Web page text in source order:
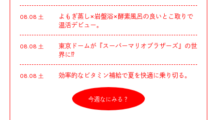
08.08 土
よもぎ蒸し×岩盤浴×酵素風呂の良いとこ取りで
温活デビュー。
08.08 土
東京ドームが『スーパーマリオブラザーズ』の世
界に⁉︎
08.08 土 効率的なビタミン補給で夏を快適に乗り切る。
今週なにみる？